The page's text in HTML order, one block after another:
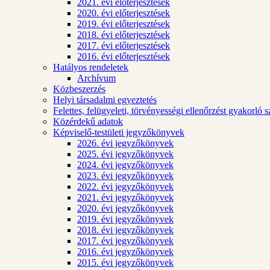
2021. évi előterjesztések
2020. évi előterjesztések
2019. évi előterjesztések
2018. évi előterjesztések
2017. évi előterjesztések
2016. évi előterjesztések
Hatályos rendeletek
Archívum
Közbeszerzés
Helyi társadalmi egyeztetés
Felettes, felügyeleti, törvényességi ellenőrzést gyakorló
Közérdekű adatok
Képviselő-testületi jegyzőkönyvek
2026. évi jegyzőkönyvek
2025. évi jegyzőkönyvek
2024. évi jegyzőkönyvek
2023. évi jegyzőkönyvek
2022. évi jegyzőkönyvek
2021. évi jegyzőkönyvek
2020. évi jegyzőkönyvek
2019. évi jegyzőkönyvek
2018. évi jegyzőkönyvek
2017. évi jegyzőkönyvek
2016. évi jegyzőkönyvek
2015. évi jegyzőkönyvek